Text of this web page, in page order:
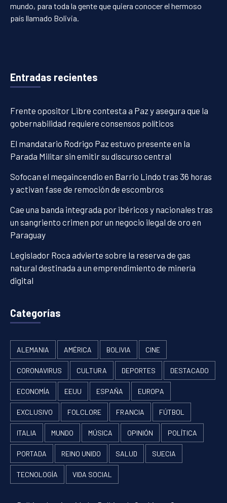
mundo, para toda la gente que quiera conocer el hermoso
país llamado Bolivia.
Entradas recientes
Frente opositor Libre contesta a Paz y asegura que la
gobernabilidad requiere consensos políticos
El mandatario Rodrigo Paz estuvo presente en la
Parada Militar sin emitir su discurso central
Sofocan el megaincendio en Barrio Lindo tras 36 horas
y activan fase de remoción de escombros
Cae una banda integrada por ibéricos y nacionales tras
un sangriento crimen por un negocio ilegal de oro en
Paraguay
Legislador Roca advierte sobre la reserva de gas
natural destinada a un emprendimiento de minería
digital
Categorías
ALEMANIA AMÉRICA BOLIVIA CINE
CORONAVIRUS CULTURA DEPORTES DESTACADO
ECONOMÍA EEUU ESPAÑA EUROPA
EXCLUSIVO FOLCLORE FRANCIA FÚTBOL
ITALIA MUNDO MÚSICA OPINIÓN POLÍTICA
PORTADA REINO UNIDO SALUD SUECIA
TECNOLOGÍA VIDA SOCIAL